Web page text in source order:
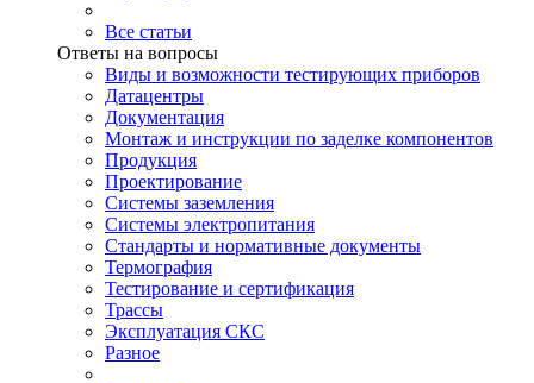
Все статьи
Ответы на вопросы
Виды и возможности тестирующих приборов
Датацентры
Документация
Монтаж и инструкции по заделке компонентов
Продукция
Проектирование
Системы заземления
Системы электропитания
Стандарты и нормативные документы
Термография
Тестирование и сертификация
Трассы
Эксплуатация СКС
Разное